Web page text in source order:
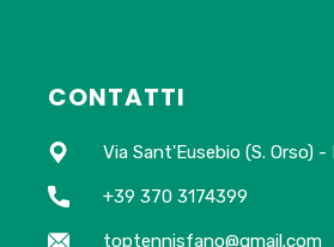
CONTATTI
Via Sant'Eusebio (S. Orso) -
+39 370 3174399
toptennisfano@gmail.com